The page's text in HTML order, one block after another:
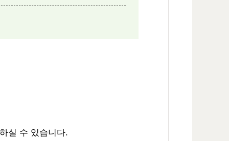
실 수 있습니다.